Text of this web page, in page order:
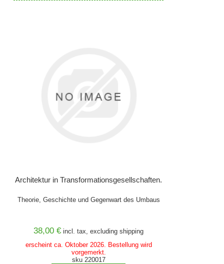
Architektur in Transformationsgesellschaften.
Theorie, Geschichte und Gegenwart des Umbaus
38,00 € incl. tax, excludingshipping
erscheint ca. Oktober 2026. Bestellung wird
vorgemerkt.
sku 220017